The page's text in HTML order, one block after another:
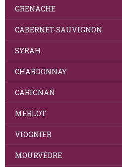
GRENACHE
CABERNET-SAUVIGNON
SYRAH
CHARDONNAY
CARIGNAN
MERLOT
VIOGNIER
MOURVÈDRE